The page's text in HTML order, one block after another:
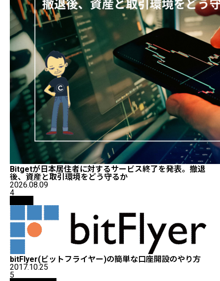
Bitgetが日本居住者に対するサービス終了を発表。撤退
後、資産と取引環境をどう守るか
2026.08.09
4
bitFlyer(ビットフライヤー)の簡単な口座開設のやり方
2017.10.25
5